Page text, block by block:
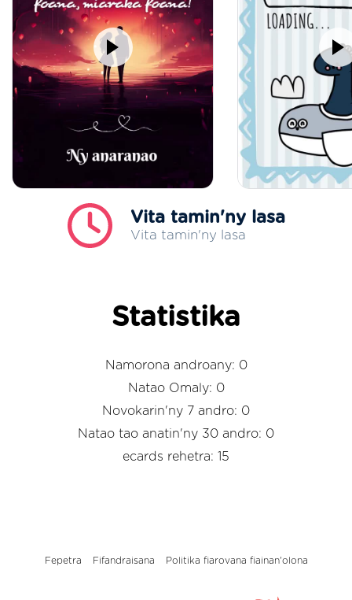
Vita tamin'ny lasa
Vita tamin'ny lasa
Statistika
Namorona androany: 0
Natao Omaly: 0
Novokarin'ny 7 andro: 0
Natao tao anatin'ny 30 andro: 0
ecards rehetra: 15
Fepetra Fifandraisana Politika fiarovana fiainan'olona